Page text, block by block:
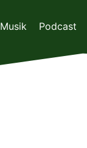
Musik Podcast